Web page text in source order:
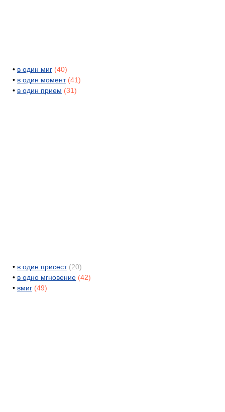
• в один миг (40)
• в один момент (41)
• в один прием (31)
• в один присест (20)
• в одно мгновение (42)
• вмиг (49)